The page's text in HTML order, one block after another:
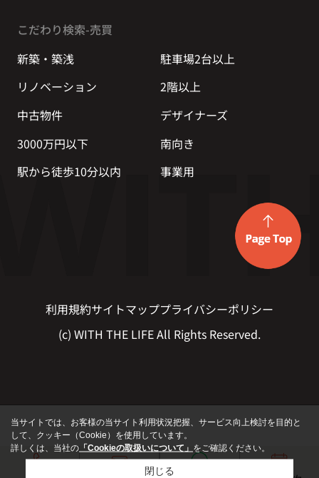
こだわり検索-売買
新築・築浅
駐車場2台以上
リノベーション
2階以上
中古物件
デザイナーズ
3000万円以下
南向き
駅から徒歩10分以内
事業用
利用規約サイトマッププライバシーポリシー
(c) WITH THE LIFE All Rights Reserved.
当サイトでは、お客様の当サイト利用状況把握、サービス向上検討を目的と
して、クッキー（Cookie）を使用しています。
詳しくは、当社の 「Cookieの取扱いについて」 をご確認ください。
閉じる